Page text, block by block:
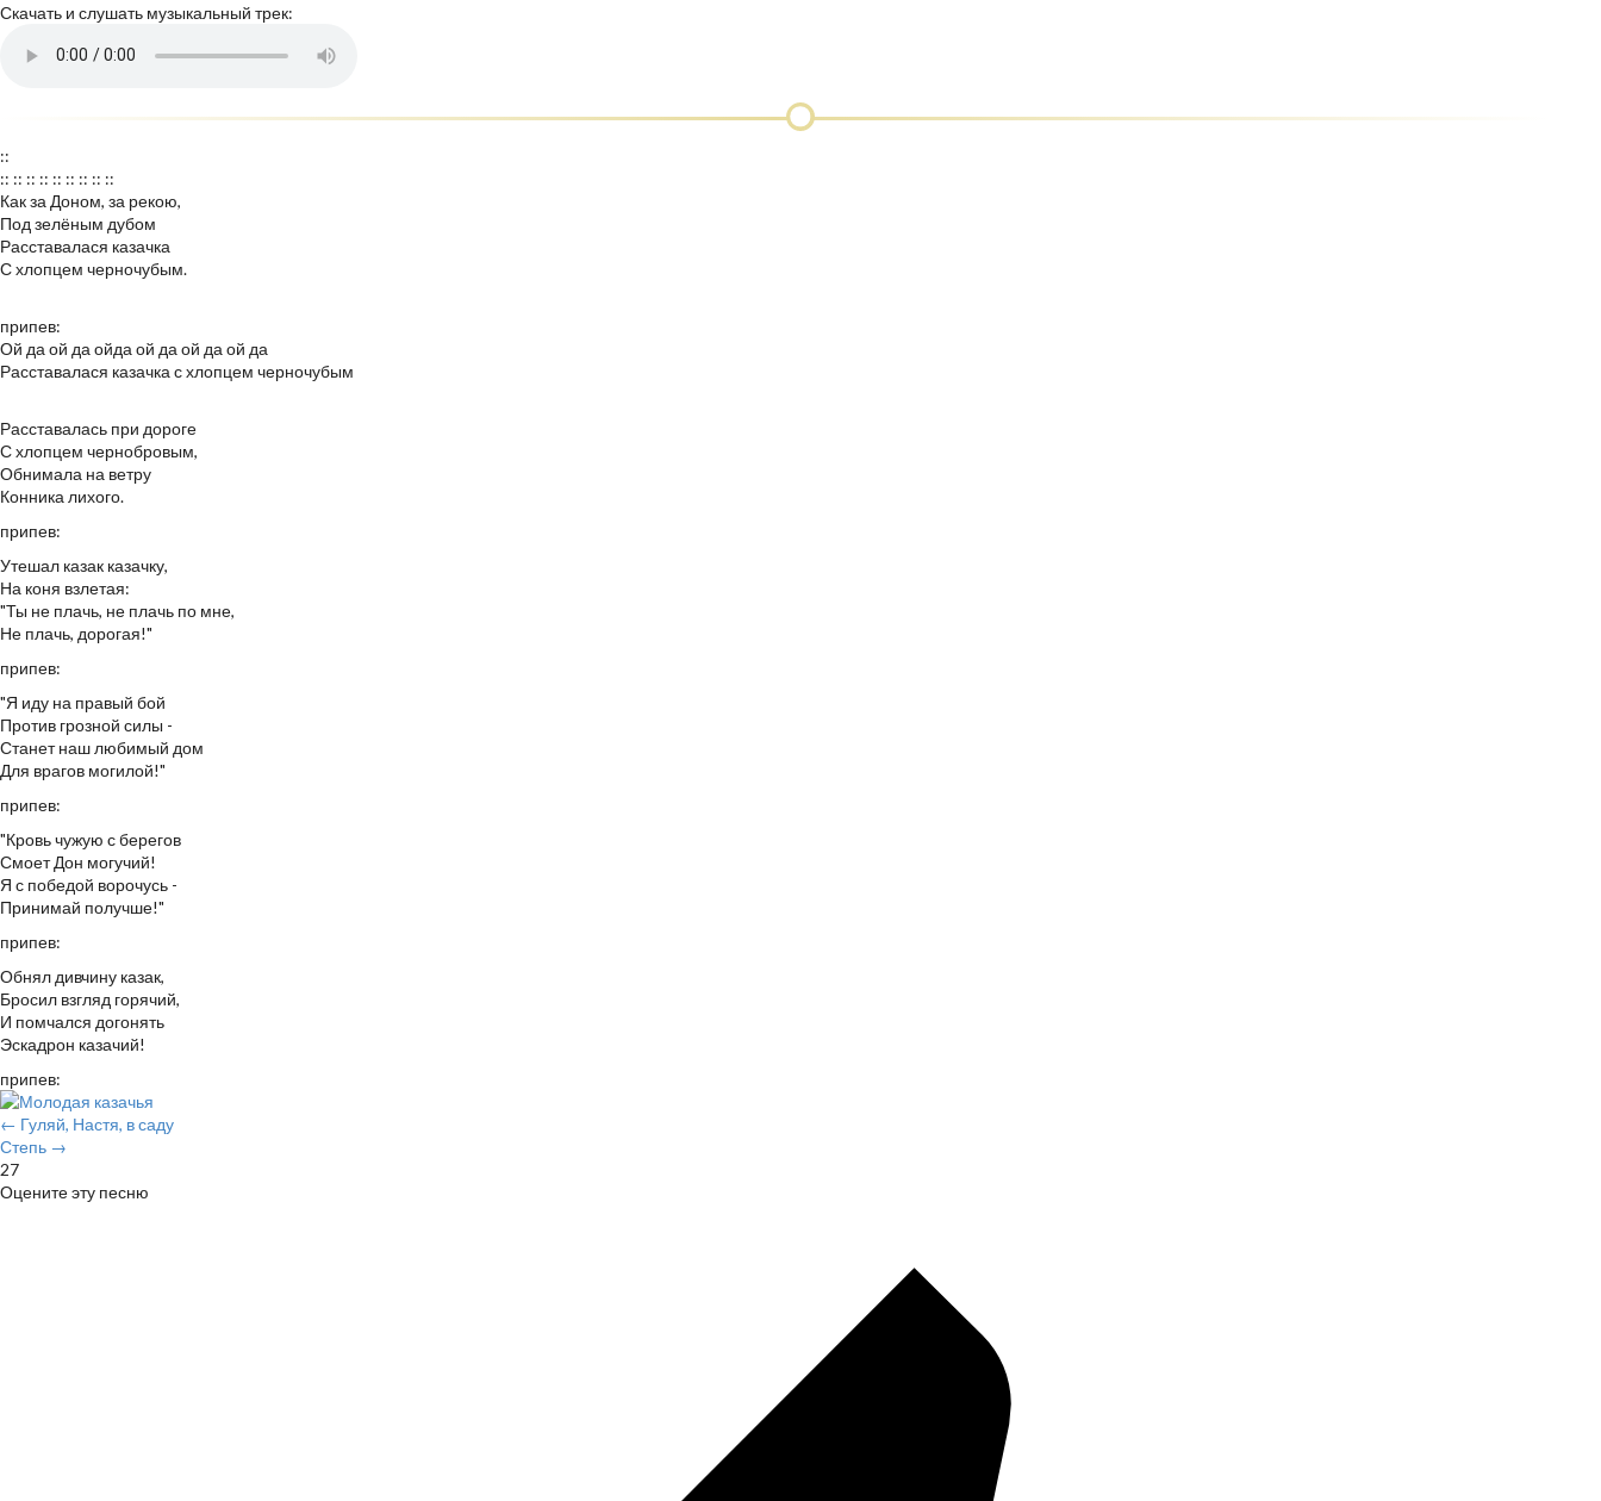
Скачать и слушать музыкальный трек:
::
:: :: :: :: :: :: :: :: ::
Как за Доном, за рекою,
Под зелёным дубом
Расставалася казачка
С хлопцем черночубым.
припев:
Ой да ой да ойда ой да ой да ой да
Расставалася казачка с хлопцем черночубым
Расставалась при дороге
С хлопцем чернобровым,
Обнимала на ветру
Конника лихого.
припев:
Утешал казак казачку,
На коня взлетая:
"Ты не плачь, не плачь по мне,
Не плачь, дорогая!"
припев:
"Я иду на правый бой
Против грозной силы -
Станет наш любимый дом
Для врагов могилой!"
припев:
"Кровь чужую с берегов
Смоет Дон могучий!
Я с победой ворочусь -
Принимай получше!"
припев:
Обнял дивчину казак,
Бросил взгляд горячий,
И помчался догонять
Эскадрон казачий!
припев:
← Гуляй, Настя, в саду
Степь →
27
Оцените эту песню